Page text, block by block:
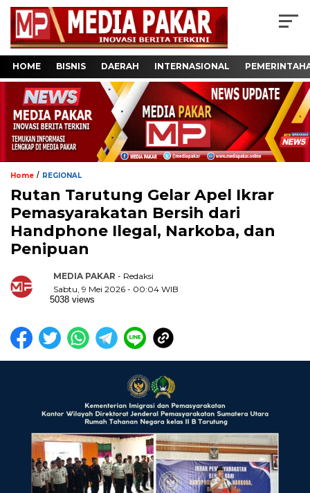
HOME BISNIS DAERAH INTERNASIONAL
Home / REGIONAL
Rutan Tarutung Gelar Apel Ikrar
Pemasyarakatan Bersih dari
Handphone Ilegal, Narkoba, dan
Penipuan
MEDIA PAKAR - Redaksi
Sabtu, 9 Mei 2026 - 00:04 WIB
5038 views